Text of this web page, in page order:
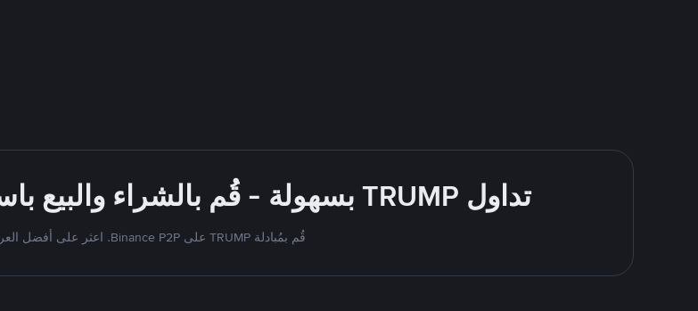
تداول TRUMP بسهولة - قُم بالشراء والبيع باستخدام طرقك المُفضّلة للدفع
قُم بمُبادلة TRUMP على Binance P2P. اعثر على أفضل العروض أدناه لشراء وبيع